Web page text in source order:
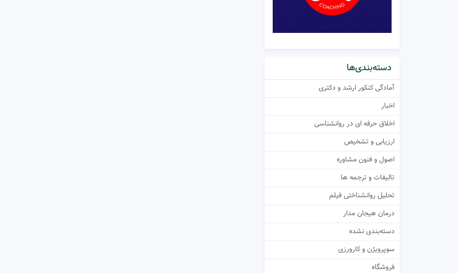
دسته‌بندی‌ها
آمادگی کنکور ارشد و دکتری
اخبار
اخلاق حرفه ای در روانشناسی
ارزیابی و تشخیص
اصول و فنون مشاوره
تالیفات و ترجمه ها
تحلیل روانشناختی فیلم
درمان هیجان مدار
دسته‌بندی نشده
سوپرویژن و کارورزی
فروشگاه